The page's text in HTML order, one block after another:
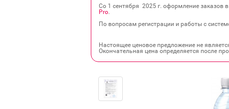
Со 1 сентября 2025 г. оформление заказов
Pro.
По вопросам регистрации и работы с
Настоящее ценовое предложение не
Окончательная цена определяется после